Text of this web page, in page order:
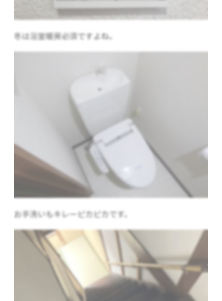
冬は浴室暖房必須ですよね。
お手洗いもキレーピカピカです。